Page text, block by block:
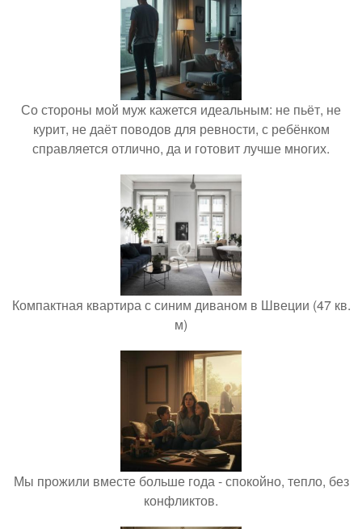
Со стороны мой муж кажется идеальным: не пьёт, не
курит, не даёт поводов для ревности, с ребёнком
справляется отлично, да и готовит лучше многих.
Компактная квартира с синим диваном в Швеции (47 кв.
м)
Мы прожили вместе больше года - спокойно, тепло, без
конфликтов.